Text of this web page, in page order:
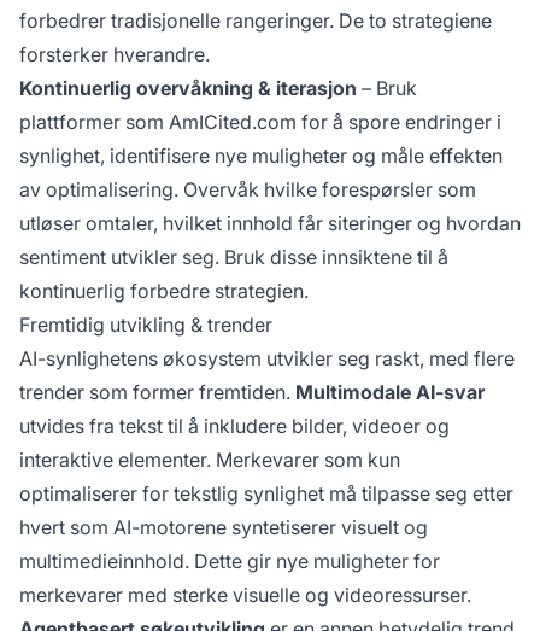
forbedrer tradisjonelle rangeringer. De to strategiene
forsterker hverandre.
Kontinuerlig overvåkning & iterasjon – Bruk
plattformer som AmICited.com for å spore endringer i
synlighet, identifisere nye muligheter og måle effekten
av optimalisering. Overvåk hvilke forespørsler som
utløser omtaler, hvilket innhold får siteringer og hvordan
sentiment utvikler seg. Bruk disse innsiktene til å
kontinuerlig forbedre strategien.
Fremtidig utvikling & trender
AI-synlighetens økosystem utvikler seg raskt, med flere
trender som former fremtiden. Multimodale AI-svar
utvides fra tekst til å inkludere bilder, videoer og
interaktive elementer. Merkevarer som kun
optimaliserer for tekstlig synlighet må tilpasse seg etter
hvert som AI-motorene syntetiserer visuelt og
multimedieinnhold. Dette gir nye muligheter for
merkevarer med sterke visuelle og videoressurser.